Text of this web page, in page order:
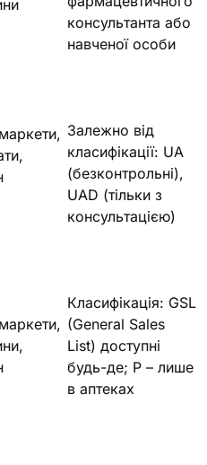
консультанта або
навченої особи
Залежно від
класифікації: UA
(безконтрольні),
UAD (тільки з
консультацією)
Класифікація: GSL
(General Sales
List) доступні
будь-де; P – лише
в аптеках